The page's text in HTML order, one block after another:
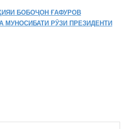
БОБОҶОН ҒАФУРОВ
МУНОСИБАТИ РӮЗИ ПРЕЗИДЕНТИ